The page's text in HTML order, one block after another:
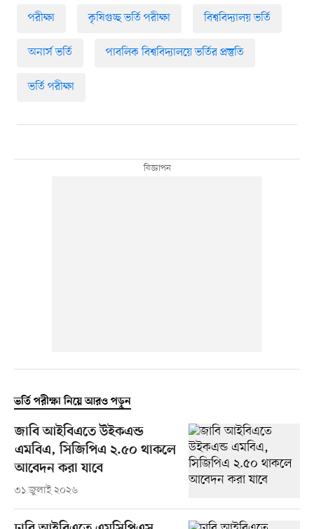
পরীক্ষা কৃষিগুচ্ছ ভর্তি পরীক্ষা বিশ্ববিদ্যালয় ভর্তি
অনার্স ভর্তি পাবলিক বিশ্ববিদ্যালয়ে ভর্তির প্রস্তুতি
ভর্তি পরীক্ষা
ভর্তি পরীক্ষা নিয়ে আরও পড়ুন
জাবি আইবিএতে উইকএন্ড
এমবিএ, সিজিপিএ ২.৫০ থাকলে
আবেদন করা যাবে
৩১ জুলাই ২০২৬